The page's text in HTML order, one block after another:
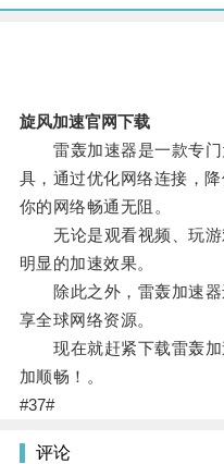
旋风加速官网下载
雷轰加速器是一款专门
具，通过优化网络连接，
你的网络畅通无阻。
无论是观看视频、玩游
明显的加速效果。
除此之外，雷轰加速器
享全球网络资源。
现在就赶紧下载雷轰加
加顺畅！。
#37#
评论